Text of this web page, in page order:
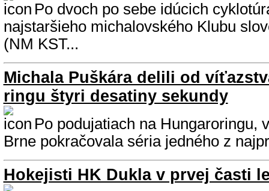
Po dvoch po sebe idúcich
najstaršieho michalovského Klubu
(NM KST...
Michala Puškára delili od
ringu štyri desatiny sekundy
Po podujatiach na Hungaroringu,
Brne pokračovala séria jedného z
Hokejisti HK Dukla v prvej časti